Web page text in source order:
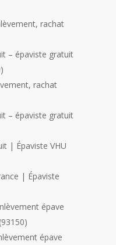
rachat
– épaviste gratuit
rachat
– épaviste gratuit
| Épaviste VHU
| Épaviste
épave
épave